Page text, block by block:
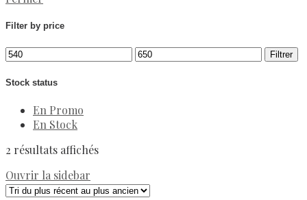
Filter by price
Filtrer
Stock status
En Promo
En Stock
2 résultats affichés
Ouvrir la sidebar